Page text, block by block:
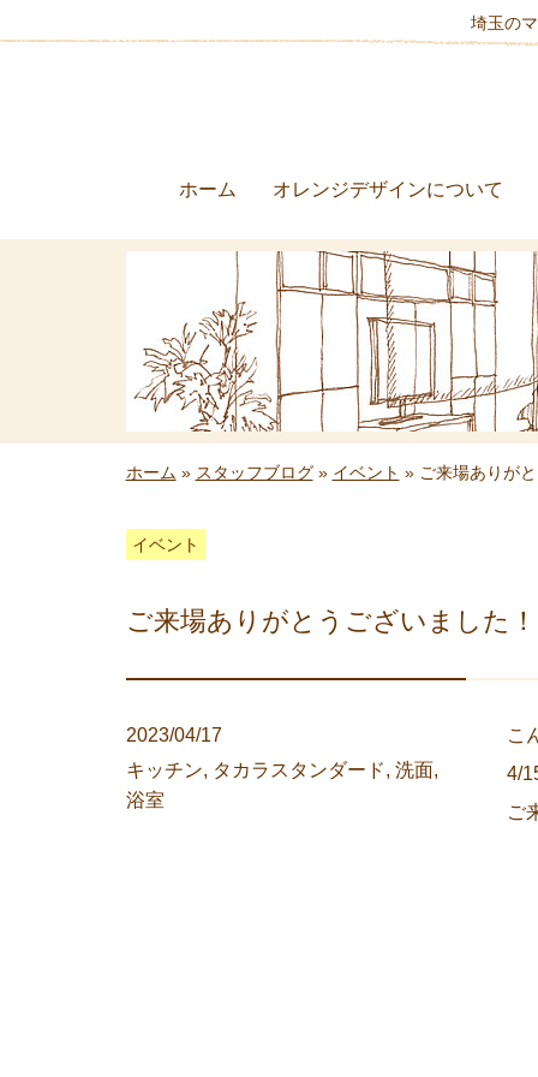
埼玉の
ホーム オレンジデザインについて
ホーム » スタッフブログ» イベント » ご来場ありが
イベント
ご来場ありがとうございました
2023/04/17
キッチン, タカラスタンダード, 洗面,
浴室
こ
4/
ご